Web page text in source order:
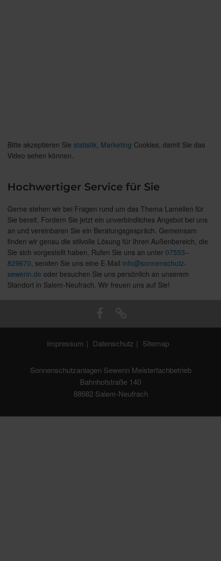
Bitte akzeptieren Sie statistik, Marketing Cookies, damit Sie das
Video sehen können.
Hochwertiger Service für Sie
Gerne stehen wir bei Fragen rund um das Thema Lamellen für
Sie bereit. Fordern Sie jetzt ein unverbindliches Angebot bei uns
an und vereinbaren Sie ein Beratungsgespräch. Gemeinsam
finden wir genau die stilvolle Lösung für Ihren Außenbereich, die
Sie sich vorgestellt haben. Rufen Sie uns an unter 07553–
829670 , senden Sie uns eine E-Mail info@sonnenschutz-
sewerin.de oder besuchen Sie uns persönlich an unserem
Standort in Salem-Neufrach. Wir freuen uns auf Sie!
Impressum Datenschutz Sitemap
Sonnenschutzanlagen Sewerin Meisterfachbetrieb
Bahnhofstraße 140
88682 Salem-Neufrach